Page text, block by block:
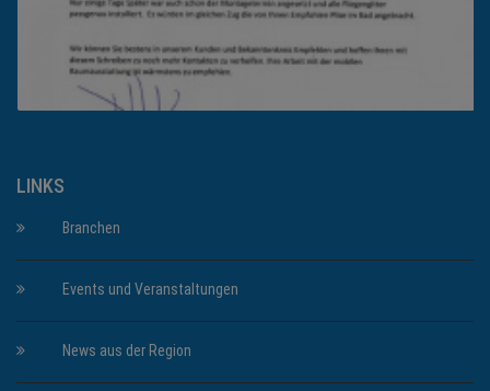
LINKS
Branchen
Events und Veranstaltungen
News aus der Region